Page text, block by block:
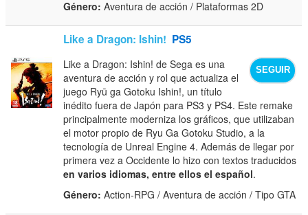
Género: Aventura de acción / Plataformas 2D
Like a Dragon: Ishin! PS5
SEGUIR
Like a Dragon: Ishin! de Sega es una
aventura de acción y rol que actualiza el
juego Ryū ga Gotoku Ishin!, un título
inédito fuera de Japón para PS3 y PS4. Este remake
principalmente moderniza los gráficos, que utilizaban
el motor propio de Ryu Ga Gotoku Studio, a la
tecnología de Unreal Engine 4. Además de llegar por
primera vez a Occidente lo hizo con textos traducidos
en varios idiomas, entre ellos el español.
Género: Action-RPG / Aventura de acción / Tipo GTA